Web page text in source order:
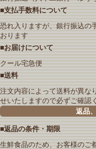
■支払手数料について
恐れ入りますが、銀行振込の
おります
■お届けについて
クール宅急便
■送料
注文内容によって送料が異な
せいたしますので必ずご確認
返品
■返品の条件・期限
生鮮食品のため、お客様のご